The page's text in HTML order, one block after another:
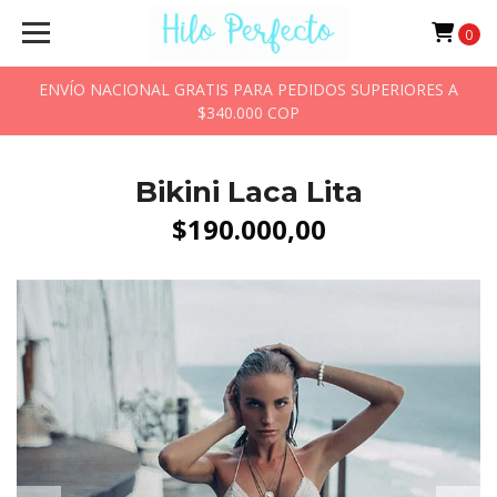
ENVÍO NACIONAL GRATIS PARA PEDIDOS SUPERIORES A
$340.000 COP
0
Bikini Laca Lita
$190.000,00